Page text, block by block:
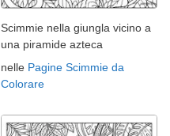
Scimmie nella giungla vicino a
una piramide azteca
nelle Pagine Scimmie da
Colorare